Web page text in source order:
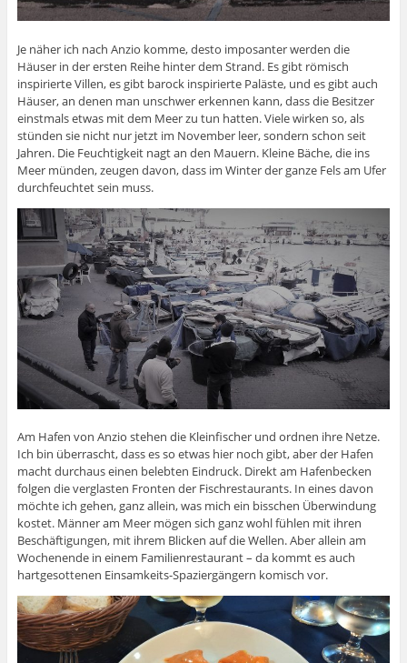
Je näher ich nach Anzio komme, desto imposanter werden die
Häuser in der ersten Reihe hinter dem Strand. Es gibt römisch
inspirierte Villen, es gibt barock inspirierte Paläste, und es gibt auch
Häuser, an denen man unschwer erkennen kann, dass die Besitzer
einstmals etwas mit dem Meer zu tun hatten. Viele wirken so, als
stünden sie nicht nur jetzt im November leer, sondern schon seit
Jahren. Die Feuchtigkeit nagt an den Mauern. Kleine Bäche, die ins
Meer münden, zeugen davon, dass im Winter der ganze Fels am Ufer
durchfeuchtet sein muss.
Am Hafen von Anzio stehen die Kleinfischer und ordnen ihre Netze.
Ich bin überrascht, dass es so etwas hier noch gibt, aber der Hafen
macht durchaus einen belebten Eindruck. Direkt am Hafenbecken
folgen die verglasten Fronten der Fischrestaurants. In eines davon
möchte ich gehen, ganz allein, was mich ein bisschen Überwindung
kostet. Männer am Meer mögen sich ganz wohl fühlen mit ihren
Beschäftigungen, mit ihrem Blicken auf die Wellen. Aber allein am
Wochenende in einem Familienrestaurant – da kommt es auch
hartgesottenen Einsamkeits-Spaziergängern komisch vor.